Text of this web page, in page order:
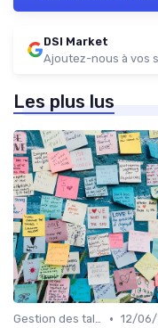
DSI Market
Ajoutez-nous à vos
Les plus lus
Gestion des talents IT • 12/